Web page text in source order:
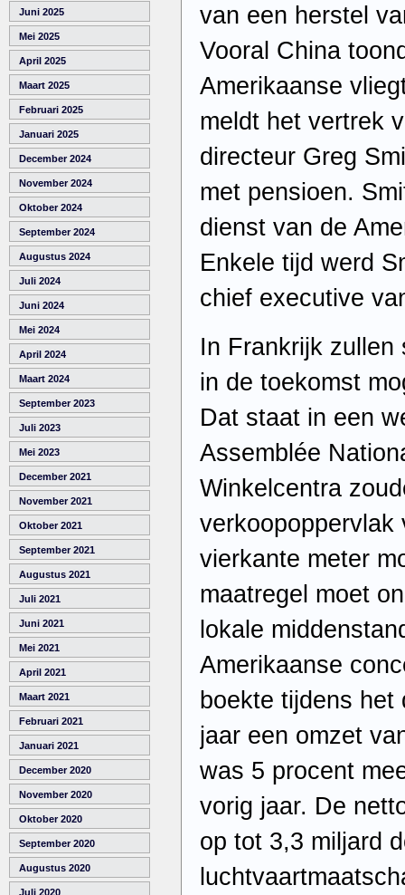
Juni 2025
Mei 2025
April 2025
Maart 2025
Februari 2025
Januari 2025
December 2024
November 2024
Oktober 2024
September 2024
Augustus 2024
Juli 2024
Juni 2024
Mei 2024
April 2024
Maart 2024
September 2023
Juli 2023
Mei 2023
December 2021
November 2021
Oktober 2021
September 2021
Augustus 2021
Juli 2021
Juni 2021
Mei 2021
April 2021
Maart 2021
Februari 2021
Januari 2021
December 2020
November 2020
Oktober 2020
September 2020
Augustus 2020
Juli 2020
van een herstel
Vooral China
Amerikaanse
meldt het vertrek
directeur Greg
met pensioen.
dienst van de
Enkele tijd werd
chief executive
In Frankrijk zullen
in de toekomst
Dat staat in een
Assemblée
Winkelcentra
verkoopoppervlak
vierkante meter
maatregel moet
lokale
Amerikaanse
boekte tijdens
jaar een omzet
was 5 procent
vorig jaar. De
op tot 3,3 miljard